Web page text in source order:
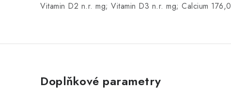
Vitamin D2 n.r. mg; Vitamin D3 n.r. mg; Calcium
Doplňkové parametry